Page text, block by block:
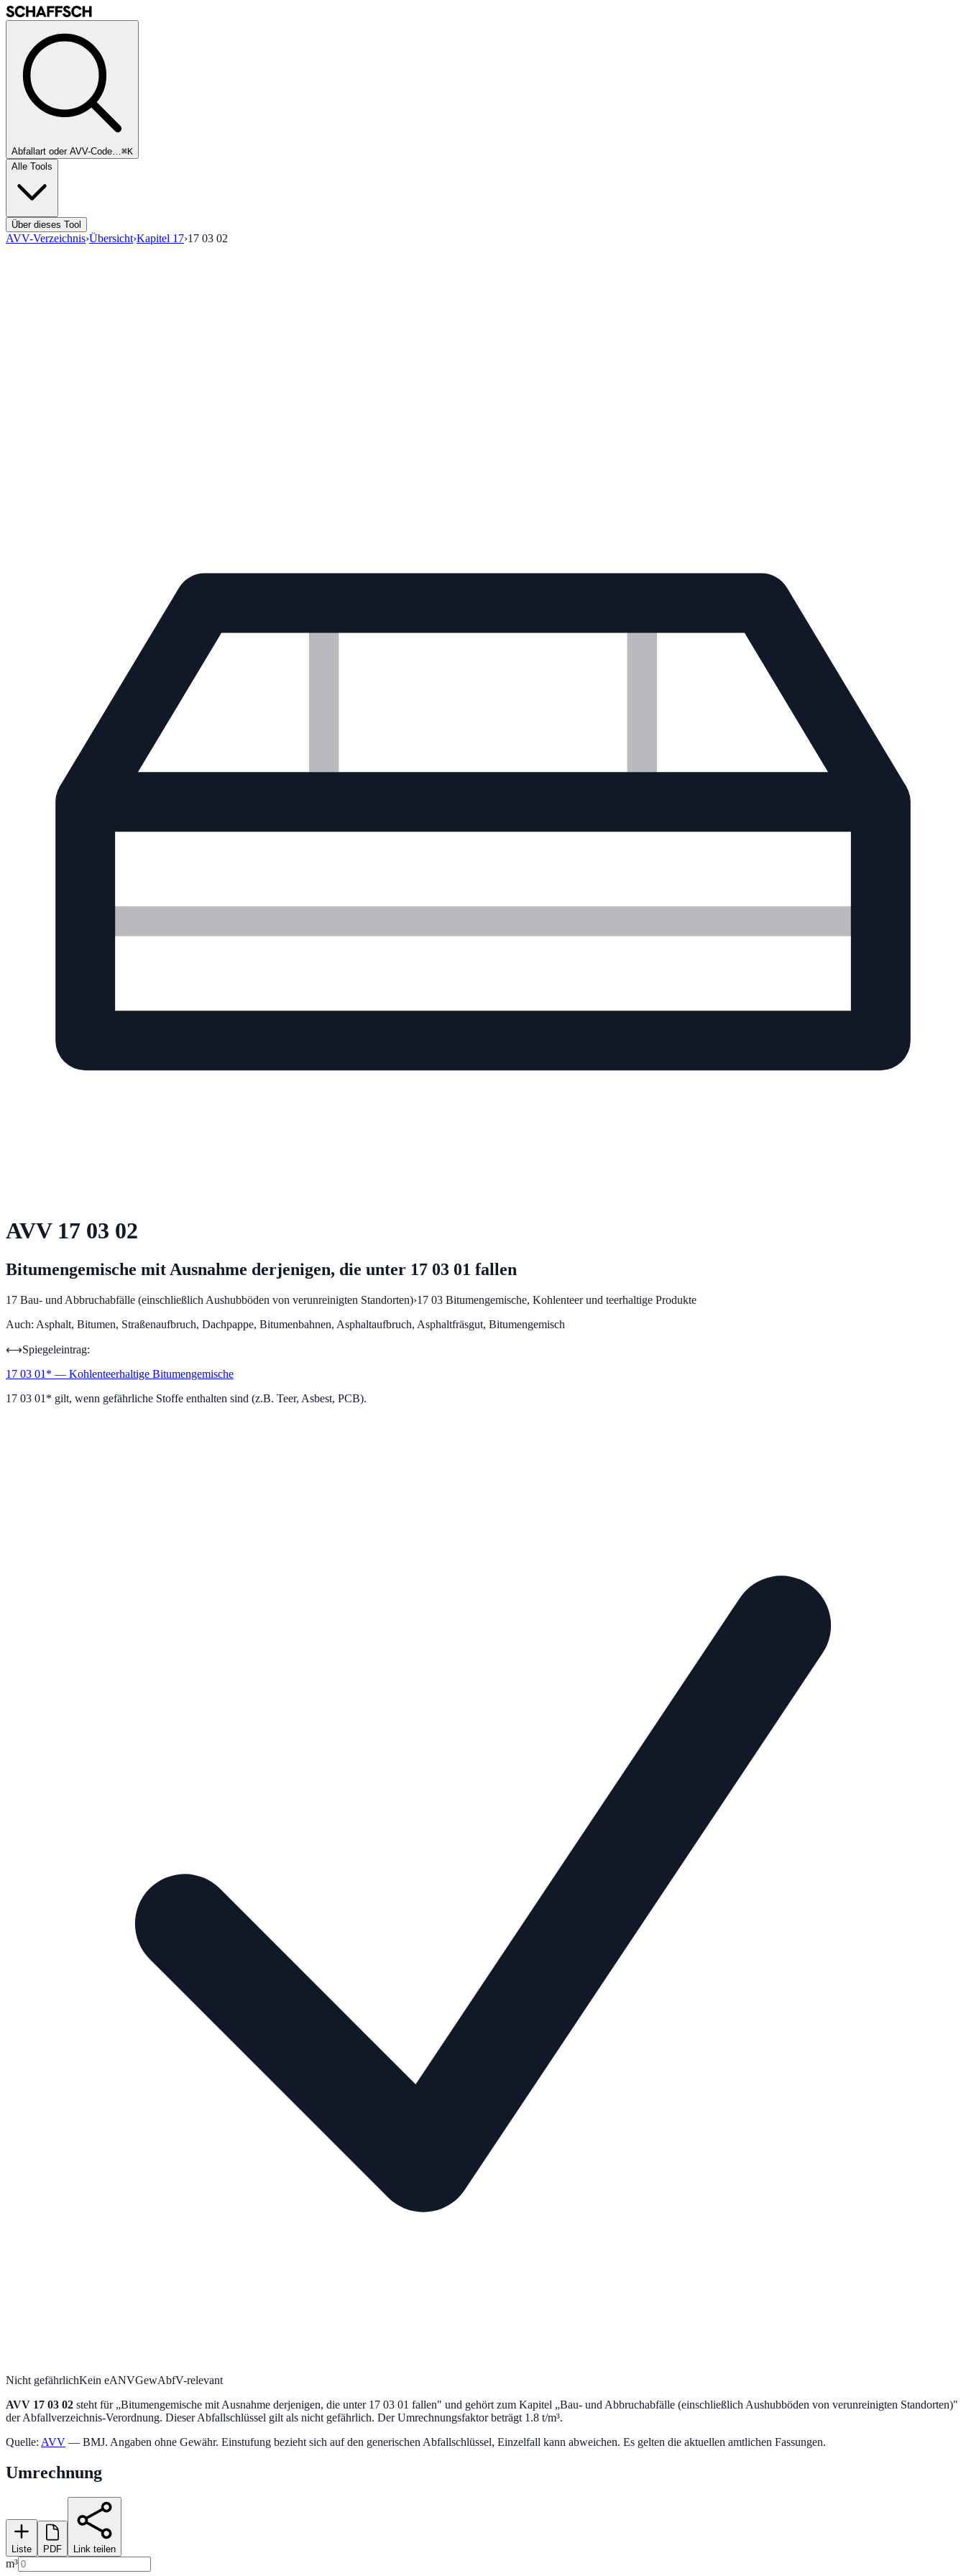
Abfallart oder AVV-Code…⌘K
Alle Tools
Über dieses Tool
AVV-Verzeichnis›Übersicht›Kapitel 17›17 03 02
AVV 17 03 02
Bitumengemische mit Ausnahme derjenigen, die unter 17 03 01 fallen
17 Bau- und Abbruchabfälle (einschließlich Aushubböden von verunreinigten Standorten)›17 03 Bitumengemische, Kohlenteer und teerhaltige Produkte
Auch: Asphalt, Bitumen, Straßenaufbruch, Dachpappe, Bitumenbahnen, Asphaltaufbruch, Asphaltfräsgut, Bitumengemisch
⟷Spiegeleintrag:
17 03 01 * — Kohlenteerhaltige Bitumengemische
17 03 01* gilt, wenn gefährliche Stoffe enthalten sind (z.B. Teer, Asbest, PCB).
Nicht gefährlichKein eANVGewAbfV-relevant
AVV 17 03 02 steht für „Bitumengemische mit Ausnahme derjenigen, die unter 17 03 01 fallen" und gehört zum Kapitel „Bau- und Abbruchabfälle (einschließlich Aushubböden von verunreinigten Standorten)"
der Abfallverzeichnis-Verordnung. Dieser Abfallschlüssel gilt als nicht gefährlich. Der Umrechnungsfaktor beträgt 1.8 t/m³.
Quelle: AVV — BMJ. Angaben ohne Gewähr. Einstufung bezieht sich auf den generischen Abfallschlüssel, Einzelfall kann abweichen. Es gelten die aktuellen amtlichen Fassungen.
Umrechnung
Liste PDF Link teilen
m³